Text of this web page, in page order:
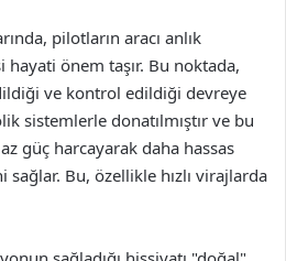
pilotların aracı anlık
önem taşır. Bu noktada,
ve kontrol edildiği devreye
sistemlerle donatılmıştır ve bu
güç harcayarak daha hassas
Bu, özellikle hızlı virajlarda